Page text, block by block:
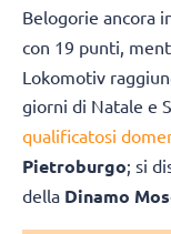
Belogorie ancora
con 19 punti,
Lokomotiv
giorni di Natale e
qualificatosi
Pietroburgo; si
della Dinamo